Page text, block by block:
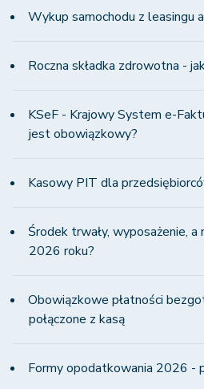
Wykup samochodu z leasingu
Roczna składka zdrowotna -
KSeF - Krajowy System e-
jest obowiązkowy?
Kasowy PIT dla
Środek trwały, wyposażenie,
2026 roku?
Obowiązkowe płatności
połączone z kasą
Formy opodatkowania 2026 -